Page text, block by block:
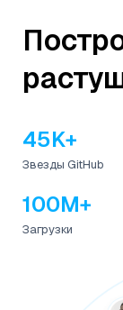
45K+
Звезды GitHub
100M+
Загрузки